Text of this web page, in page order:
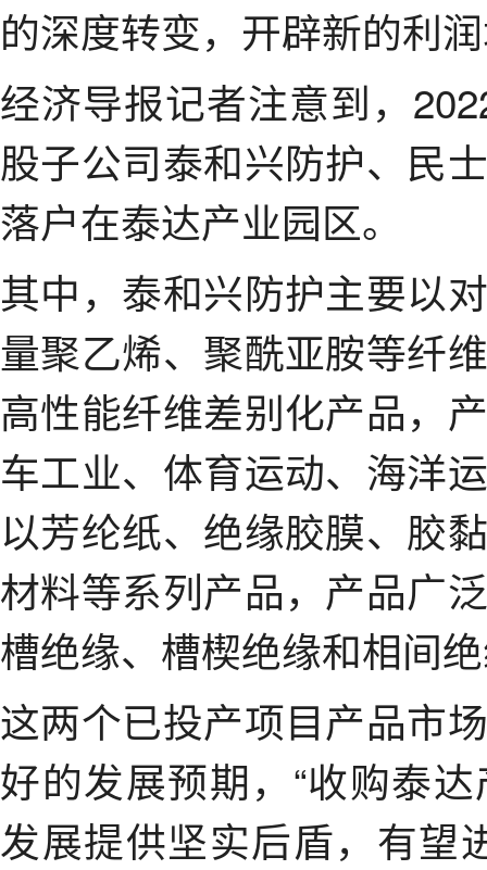
的深度转变，开辟新的利
经济导报记者注意到，
股子公司泰和兴防护、民
落户在泰达产业园区。
其中，泰和兴防护主要以
量聚乙烯、聚酰亚胺等纤
高性能纤维差别化产品，
车工业、体育运动、海洋
以芳纶纸、绝缘胶膜、胶
材料等系列产品，产品广
槽绝缘、槽楔绝缘和相间
这两个已投产项目产品市
好的发展预期，“收购泰
发展提供坚实后盾，有望